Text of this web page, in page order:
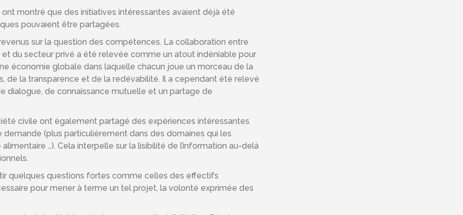
montré que des initiatives intéressantes avaient déjà été
pouvaient être partagées.
sur la question des compétences. La collaboration entre
du secteur privé a été relevée comme un atout indéniable pour
économie globale dans laquelle chacun joue un morceau de la
de la transparence et de la redévabilité. Il a cependant été relevé
dialogue, de connaissance mutuelle et un partage de
civile ont également partagé des expériences intéressantes
(plus particulièrement dans des domaines qui les
…). Cela interpelle sur la lisibilité de l’information au-delà
quelques questions fortes comme celles des effectifs
pour mener à terme un tel projet, la volonté exprimée des